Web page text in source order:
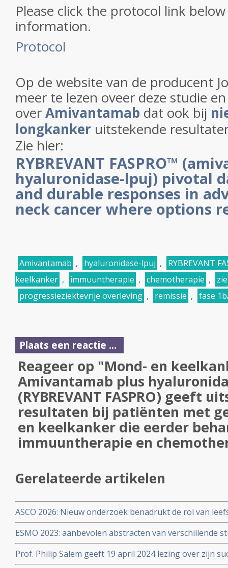
Please click the protocol link
information.
Protocol
Op de website van de producent
meer te lezen oveer deze studie en
overAmivantamab dat ook bij
longkanker uitstekende
Zie hier:
RYBREVANT FASPRO™
hyaluronidase-lpuj) pivotal
and durable responses in
neck cancer where options
Amivantamab , hyaluronidase-lpuj ,
RYBREVANT
keelkanker , immuuntherapie , chemotherapie ,
progressieziektevrije overleving , remissie , fase
Plaats een reactie ...
Reageer op "Mond- en
Amivantamab plus
(RYBREVANT FASPRO) geeft
resultaten bij patiënten met
en keelkanker die eerder
immuuntherapie en
Gerelateerde artikelen
ASCO 2026: Nieuw onderzoek benadrukt de rol van
behandelstrategieën in de kankerzorg. Artikel
ESMO 2023: aanbevolen abstracten van verschillende
medicine en kwaliteit van leven door oncologen en
Prof. Philip Salem geeft 19 april 2024 lezing over zijn
behandelingen van patienten met uitgezaaide